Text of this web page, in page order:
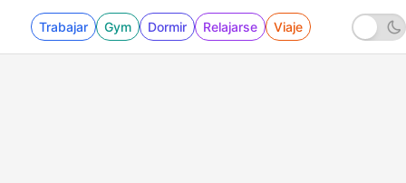
Trabajar Gym Dormir Relajarse Viaje